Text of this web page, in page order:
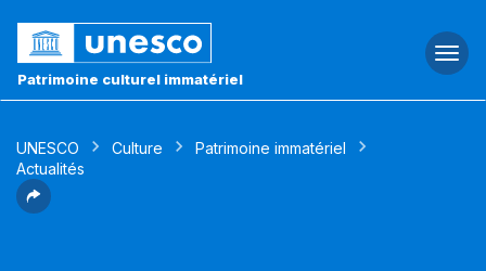
Patrimoine culturel immatériel
UNESCO Culture
Patrimoine immatériel
Actualités